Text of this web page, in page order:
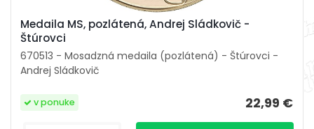
Medaila MS, pozlátená, Andrej Sládkovič -
Štúrovci
670513 - Mosadzná medaila (pozlátená) - Štúrovci -
Andrej Sládkovič
22,99 €
v ponuke